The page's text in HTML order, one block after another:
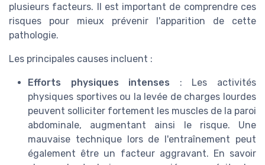
plusieurs facteurs. Il est important de comprendre ces
risques pour mieux prévenir l'apparition de cette
pathologie.
Les principales causes incluent :
Efforts physiques intenses : Les activités
physiques sportives ou la levée de charges lourdes
peuvent solliciter fortement les muscles de la paroi
abdominale, augmentant ainsi le risque. Une
mauvaise technique lors de l'entraînement peut
également être un facteur aggravant. En savoir